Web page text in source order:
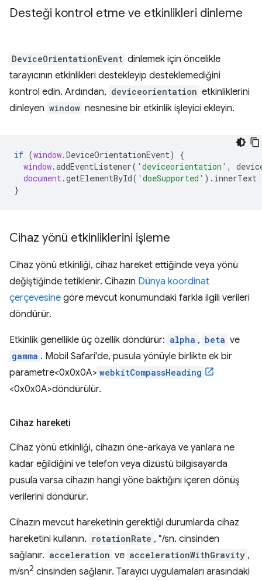
Desteği kontrol etme ve etkinlikleri dinleme
DeviceOrientationEvent dinlemek için öncelikle
tarayıcının etkinlikleri destekleyip desteklemediğini
kontrol edin. Ardından, deviceorientation etkinliklerini
dinleyen window nesnesine bir etkinlik işleyici ekleyin.
if (window.DeviceOrientationEvent)
{
window.addEventListener( 'deviceorientation' ,
document.getElementById( 'doeSupported' ). innerText
}
Cihaz yönü etkinliklerini işleme
Cihaz yönü etkinliği, cihaz hareket ettiğinde veya yönü
değiştiğinde tetiklenir. Cihazın Dünya koordinat
çerçevesine göre mevcut konumundaki farkla ilgili verileri
döndürür.
Etkinlik genellikle üç özellik döndürür: alpha , beta ve
gamma . Mobil Safari'de, pusula yönüyle birlikte ek bir
parametre<0x0x0A> webkitCompassHeading
<0x0x0A>döndürülür.
Cihaz hareketi
Cihaz yönü etkinliği, cihazın öne-arkaya ve yanlara ne
kadar eğildiğini ve telefon veya dizüstü bilgisayarda
pusula varsa cihazın hangi yöne baktığını içeren dönüş
verilerini döndürür.
Cihazın mevcut hareketinin gerektiği durumlarda cihaz
hareketini kullanın. rotationRate , °/sn. cinsinden
sağlanır. acceleration ve accelerationWithGravity ,
m/sn2 cinsinden sağlanır. Tarayıcı uygulamaları arasındaki